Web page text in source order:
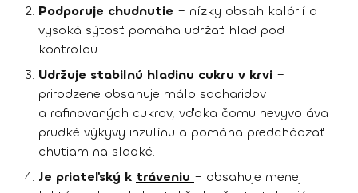
Podporuje chudnutie – nízky obsah kalórií a
vysoká sýtosť pomáha udržať hlad pod
kontrolou.
Udržuje stabilnú hladinu cukru v krvi –
prirodzene obsahuje málo sacharidov
a rafinovaných cukrov, vďaka čomu nevyvoláva
prudké výkyvy inzulínu a pomáha predchádzať
chutiam na sladké.
Je priateľský k tráveniu – obsahuje menej